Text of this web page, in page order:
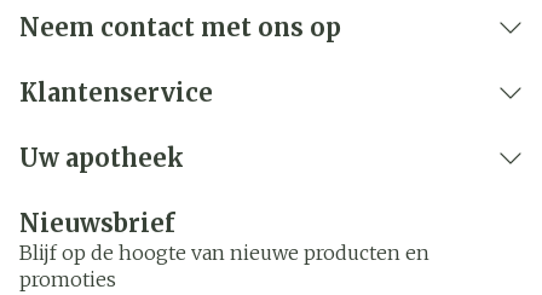
Neem contact met ons op
Klantenservice
Uw apotheek
Nieuwsbrief
Blijf op de hoogte van nieuwe producten en
promoties